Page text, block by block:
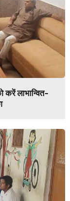
करें लाभान्वित-